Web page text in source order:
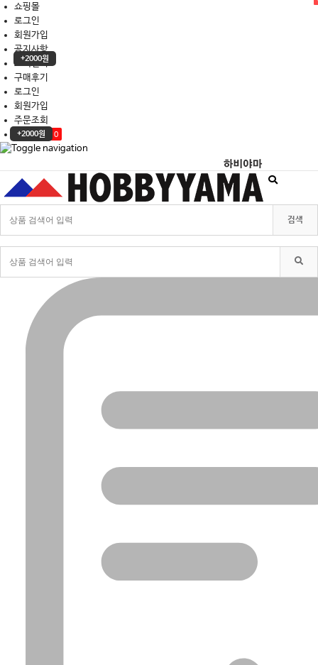
쇼핑몰
로그인
회원가입
+2000원
공지사항
고객센터
구매후기
로그인
회원가입
+2000원
주문조회
장바구니
0
searchbar
검색